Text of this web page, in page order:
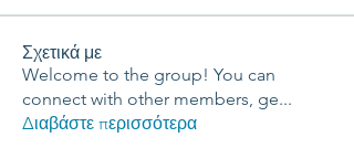
Σχετικά με
Welcome to the group! You can
connect with other members, ge...
Διαβάστε περισσότερα